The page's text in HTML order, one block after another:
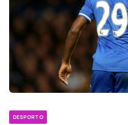
DESPORTO